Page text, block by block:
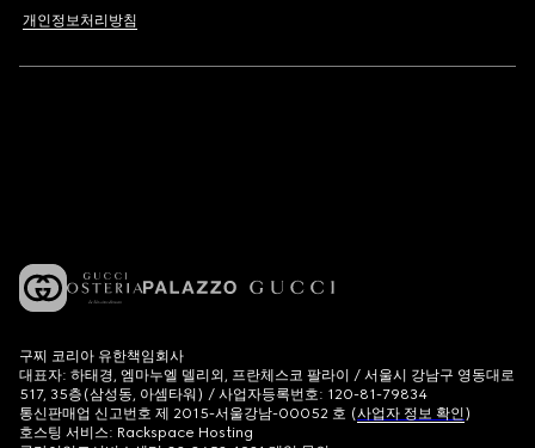
개인정보처리방침
구찌 코리아 유한책임회사
대표자: 하태경, 엠마누엘 델리외, 프란체스코 팔라이 / 서울시 강남구 영동대로
517, 35층(삼성동, 아셈타워) / 사업자등록번호: 120-81-79834
통신판매업 신고번호 제 2015-서울강남-00052 호 (사업자 정보 확인)
호스팅 서비스: Rackspace Hosting